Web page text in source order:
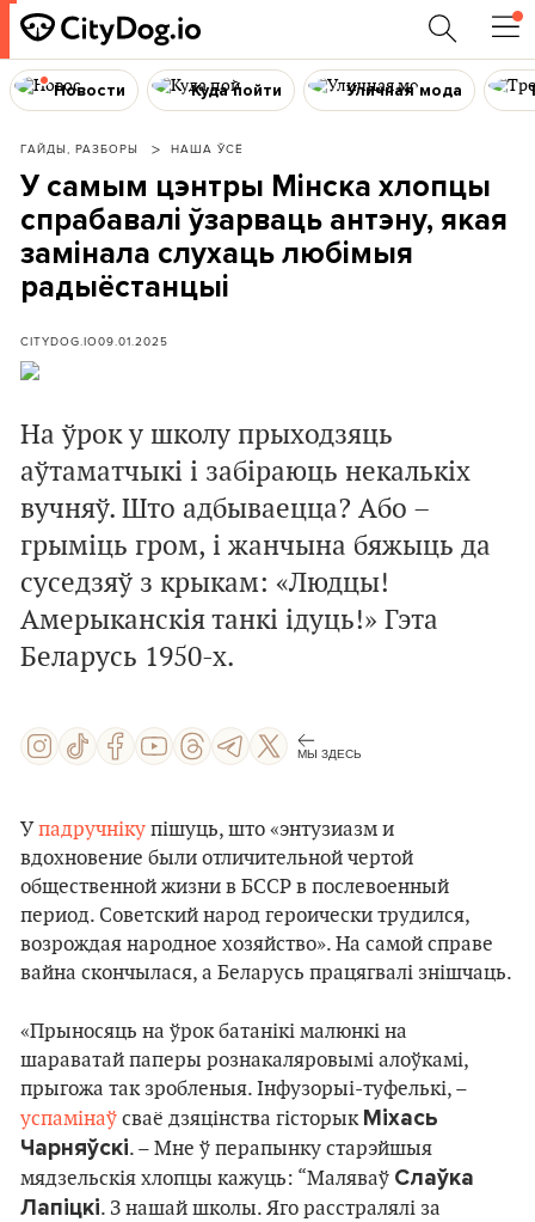
Новости Куда пойти Уличная мода
ГАЙДЫ, РАЗБОРЫ НАША ЎСЁ
У самым цэнтры Мінска хлопцы
спрабавалі ўзарваць антэну, якая
замінала слухаць любімыя
радыёстанцыі
CITYDOG.IO09.01.2025
На ўрок у школу прыходзяць
аўтаматчыкі і забіраюць некалькіх
вучняў. Што адбываецца? Або –
грыміць гром, і жанчына бяжыць да
суседзяў з крыкам: «Людцы!
Амерыканскія танкі ідуць!» Гэта
Беларусь 1950-х.
МЫ ЗДЕСЬ
Упадручніку пішуць, што «энтузиазм и
вдохновение были отличительной чертой
общественной жизни в БССР в послевоенный
период. Советский народ героически трудился,
возрождая народное хозяйство». На самой справе
вайна скончылася, а Беларусь працягвалі знішчаць.
«Прыносяць на ўрок батанікі малюнкі на
шараватай паперы рознакаляровымі алоўкамі,
прыгожа так зробленыя. Інфузорыі-туфелькі, –
успамінаў сваё дзяцінства гісторык Міхась
Чарняўскі. – Мне ў перапынку старэйшыя
мядзельскія хлопцы кажуць: “Маляваў Слаўка
Лапіцкі. З нашай школы. Яго расстралялі за